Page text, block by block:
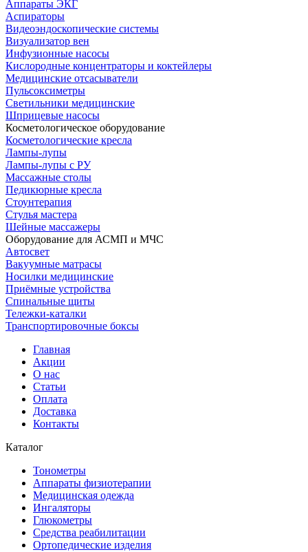
Аппараты ЭКГ
Аспираторы
Видеоэндоскопические системы
Визуализатор вен
Инфузионные насосы
Кислородные концентраторы и коктейлеры
Медицинские отсасыватели
Пульсоксиметры
Светильники медицинские
Шприцевые насосы
Косметологическое оборудование
Косметологические кресла
Лампы-лупы
Лампы-лупы с РУ
Массажные столы
Педикюрные кресла
Стоунтерапия
Стулья мастера
Шейные массажеры
Оборудование для АСМП и МЧС
Автосвет
Вакуумные матрасы
Носилки медицинские
Приёмные устройства
Спинальные щиты
Тележки-каталки
Транспортировочные боксы
Главная
Акции
О нас
Статьи
Оплата
Доставка
Контакты
Каталог
Тонометры
Аппараты физиотерапии
Медицинская одежда
Ингаляторы
Глюкометры
Средства реабилитации
Ортопедические изделия